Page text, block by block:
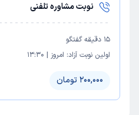
نوبت مشاوره تلفنی
15 دقیقه گفتگو
اولین نوبت آزاد: امروز |
13:30
200,000 تومان